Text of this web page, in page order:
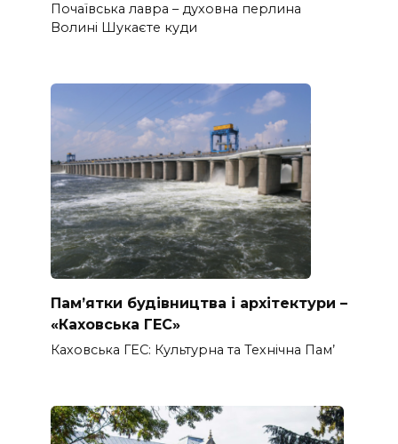
Почаївська лавра – духовна перлина
Волині Шукаєте куди
Пам’ятки будівництва і архітектури –
«Каховська ГЕС»
Каховська ГЕС: Культурна та Технічна Пам’